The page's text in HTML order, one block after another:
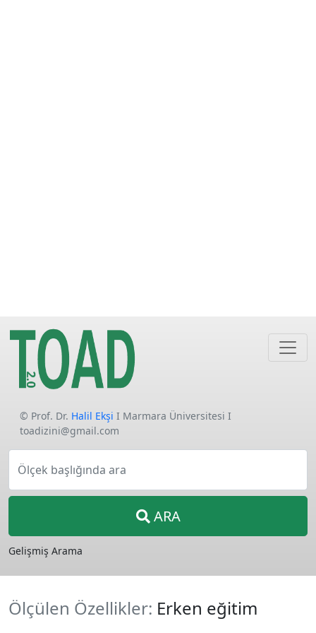
© Prof. Dr. Halil Ekşi I Marmara Üniversitesi I
toadizini@gmail.com
Ölçek başlığında ara
ARA
Gelişmiş Arama
Ölçülen Özellikler: Erken eğitim